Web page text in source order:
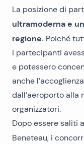
La posizione di
ultramoderna e
regione. Poiché
i partecipanti
e potessero
anche
dall’aeroporto alla
organizzatori.
Dopo essere saliti
Beneteau, i